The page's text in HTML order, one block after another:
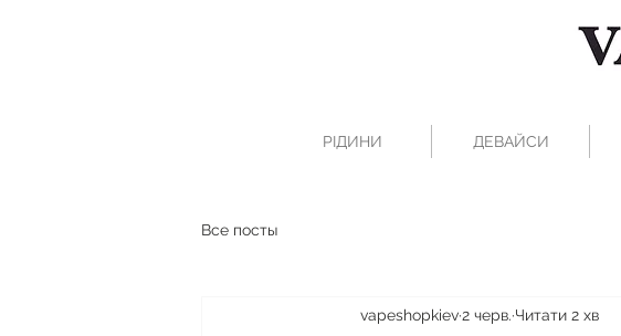
РІДИНИ ДЕВАЙСИ
Все посты
vapeshopkiev2 черв. Читати 2 хв